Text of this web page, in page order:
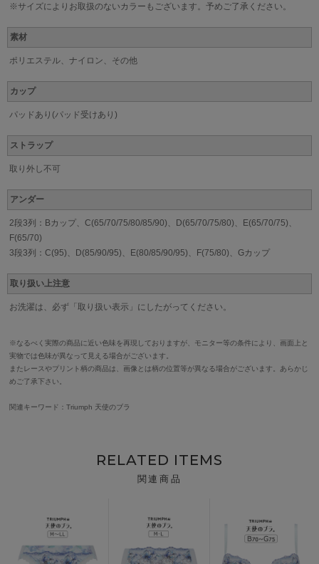
※サイズによりお取扱のないカラーもございます。予めご了承ください。
素材
ポリエステル、ナイロン、その他
カップ
パッドあり(パッド受けあり)
ストラップ
取り外し不可
アンダー
2段3列：Bカップ、C(65/70/75/80/85/90)、D(65/70/75/80)、E(65/70/75)、
F(65/70)
3段3列：C(95)、D(85/90/95)、E(80/85/90/95)、F(75/80)、Gカップ
取り扱い上注意
お洗濯は、必ず「取り扱い表示」にしたがってください。
※なるべく実際の商品に近い色味を再現しておりますが、モニター等の条件により、画面上と
実物では色味が異なって見える場合がございます。
またレースやプリント柄の商品は、画像とは柄の位置等が異なる場合がございます。あらかじ
めご了承下さい。
関連キーワード：Triumph 天使のブラ
RELATED ITEMS
関連商品